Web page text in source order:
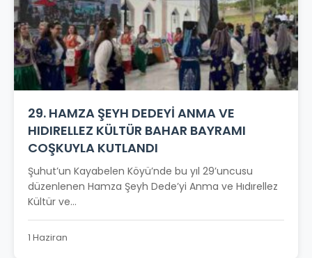
29. HAMZA ŞEYH DEDEYİ ANMA VE
HIDIRELLEZ KÜLTÜR BAHAR BAYRAMI
COŞKUYLA KUTLANDI
Şuhut’un Kayabelen Köyü’nde bu yıl 29’uncusu
düzenlenen Hamza Şeyh Dede’yi Anma ve Hıdırellez
Kültür ve...
1 Haziran